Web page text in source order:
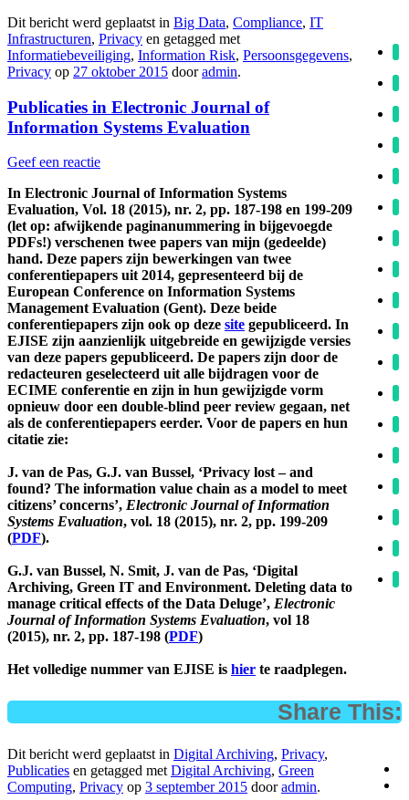
Dit bericht werd geplaatst in Big Data, Compliance, IT
Infrastructuren, Privacy en getagged met
Informatiebeveiliging, Information Risk, Persoonsgegevens,
Privacy op 27 oktober 2015 dooradmin.
Publicaties in Electronic Journal of
Information Systems Evaluation
Geef een reactie
In Electronic Journal of Information Systems
Evaluation, Vol. 18 (2015), nr. 2, pp. 187-198 en 199-209
(let op: afwijkende paginanummering in bijgevoegde
PDFs!) verschenen twee papers van mijn (gedeelde)
hand. Deze papers zijn bewerkingen van twee
conferentiepapers uit 2014, gepresenteerd bij de
European Conference on Information Systems
Management Evaluation (Gent). Deze beide
conferentiepapers zijn ook op deze site gepubliceerd. In
EJISE zijn aanzienlijk uitgebreide en gewijzigde versies
van deze papers gepubliceerd. De papers zijn door de
redacteuren geselecteerd uit alle bijdragen voor de
ECIME conferentie en zijn in hun gewijzigde vorm
opnieuw door een double-blind peer review gegaan, net
als de conferentiepapers eerder. Voor de papers en hun
citatie zie:
J. van de Pas, G.J. van Bussel, ‘Privacy lost – and
found? The information value chain as a model to meet
citizens’ concerns’, Electronic Journal of Information
Systems Evaluation, vol. 18 (2015), nr. 2, pp. 199-209
(PDF).
G.J. van Bussel, N. Smit, J. van de Pas, ‘Digital
Archiving, Green IT and Environment. Deleting data to
manage critical effects of the Data Deluge’, Electronic
Journal of Information Systems Evaluation, vol 18
(2015), nr. 2, pp. 187-198 (PDF)
Het volledige nummer van EJISE is hier te raadplegen.
Share This:
Dit bericht werd geplaatst in Digital Archiving, Privacy,
Publicaties en getagged met Digital Archiving, Green
Computing, Privacy op 3 september 2015 dooradmin.